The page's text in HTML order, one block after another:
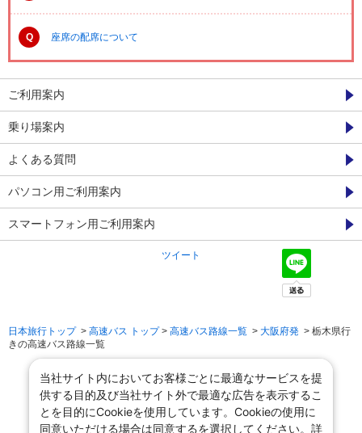
Q 座席の配席について
ご利用案内
乗り場案内
よくある質問
パソコン用ご利用案内
スマートフォン用ご利用案内
ツイート
日本旅行トップ> 高速バス トップ> 高速バス路線一覧 > 大阪府発 > 栃木県行
きの高速バス路線一覧
当社サイト内においてお客様ごとに最適なサービスを提
供する目的及び当社サイト外で最適な広告を表示するこ
とを目的にCookieを使用しています。Cookieの使用に
同意いただける場合は同意するを選択してください。詳